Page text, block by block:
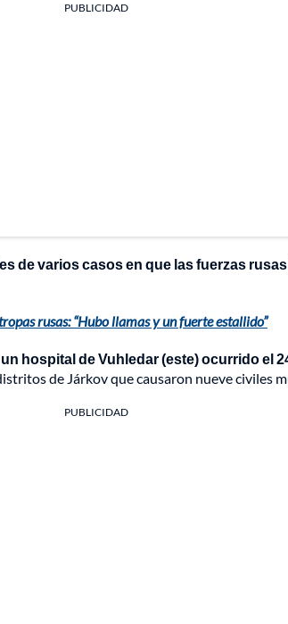
PUBLICIDAD
de varios casos en que las fuerzas
rusas: “Hubo llamas y un fuerte estallido”
hospital de Vuhledar (este) ocurrido el
de Járkov que causaron nueve civiles
PUBLICIDAD